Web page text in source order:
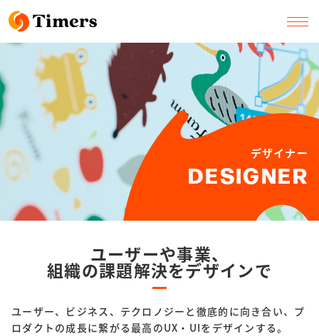
デザイナー
DESIGNER
ユーザーや事業、
組織の課題解決をデザインで
ユーザー、ビジネス、テクロノジーと徹底的に向き合い、 プ
ロダクトの成長に繋がる最高のUX・UIをデザインする。